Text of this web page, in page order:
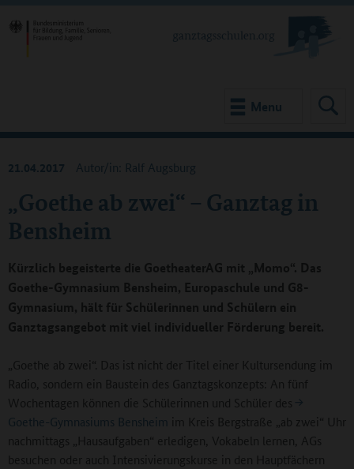
Menu
„Goethe ab zwei“ – Ganztag in
Bensheim
21.04.2017 Autor/in: Ralf Augsburg
Kürzlich begeisterte die GoetheaterAG mit „Momo“. Das
Goethe-Gymnasium Bensheim, Europaschule und G8-
Gymnasium, hält für Schülerinnen und Schülern ein
Ganztagsangebot mit viel individueller Förderung bereit.
„Goethe ab zwei“. Das ist nicht der Titel einer Kultursendung im
Radio, sondern ein Baustein des Ganztagskonzepts: An fünf
Wochentagen können die Schülerinnen und Schüler des
Goethe-Gymnasiums Bensheim im Kreis Bergstraße „ab zwei“ Uhr
nachmittags „Hausaufgaben“ erledigen, Vokabeln lernen, AGs
besuchen oder auch Intensivierungskurse in den Hauptfächern